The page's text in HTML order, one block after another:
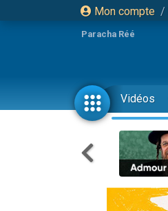
Mon compte /
Paracha Réé
Vidéos